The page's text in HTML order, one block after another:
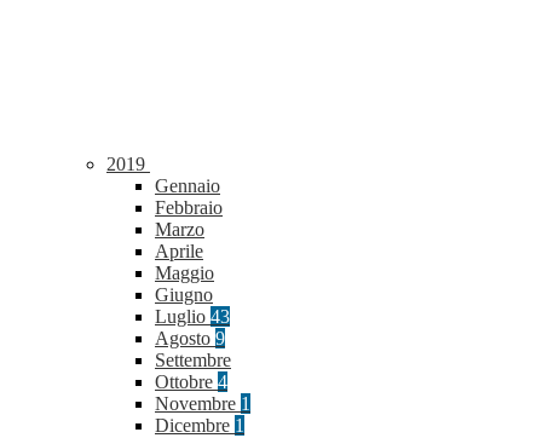
2019
Gennaio
Febbraio
Marzo
Aprile
Maggio
Giugno
Luglio 43
Agosto 9
Settembre
Ottobre 4
Novembre 1
Dicembre 1